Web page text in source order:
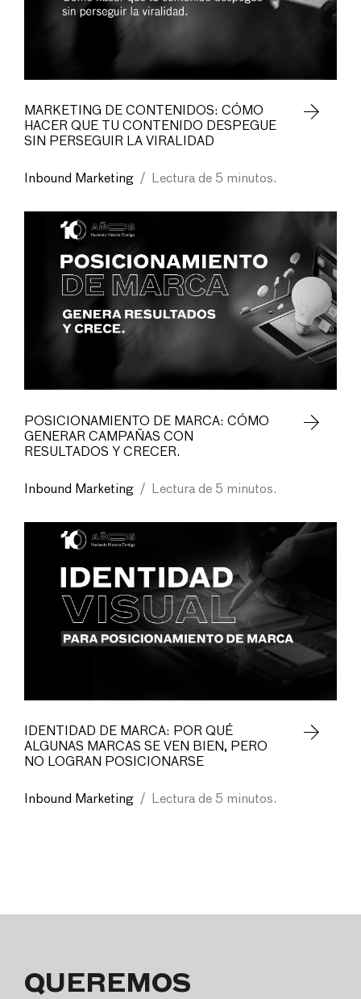
MARKETING DE CONTENIDOS: CÓMO
HACER QUE TU CONTENIDO DESPEGUE
SIN PERSEGUIR LA VIRALIDAD
Inbound Marketing / Lectura de 5 minutos.
POSICIONAMIENTO DE MARCA: CÓMO
GENERAR CAMPAÑAS CON
RESULTADOS Y CRECER.
Inbound Marketing / Lectura de 5 minutos.
IDENTIDAD DE MARCA: POR QUÉ
ALGUNAS MARCAS SE VEN BIEN, PERO
NO LOGRAN POSICIONARSE
Inbound Marketing / Lectura de 5 minutos.
QUEREMOS